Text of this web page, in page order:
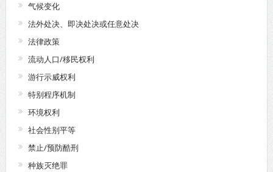
气候变化
法外处决、即决处决或任意处决
法律政策
流动人口/移民权利
游行示威权利
特别程序机制
环境权利
社会性别平等
禁止/预防酷刑
种族灭绝罪